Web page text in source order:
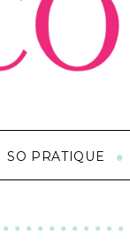
SO PRATIQUE